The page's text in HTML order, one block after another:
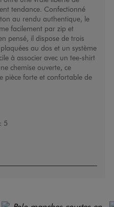
tendance. Confectionné
au rendu authentique, le
facilement par zip et
pensé, il dispose de trois
au dos et un système
à associer avec un tee-shirt
chemise ouverte, ce
pièce forte et confortable de
5